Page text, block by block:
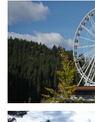
РЕСТОРАН NUMO М.
БУКОВЕЛЬ